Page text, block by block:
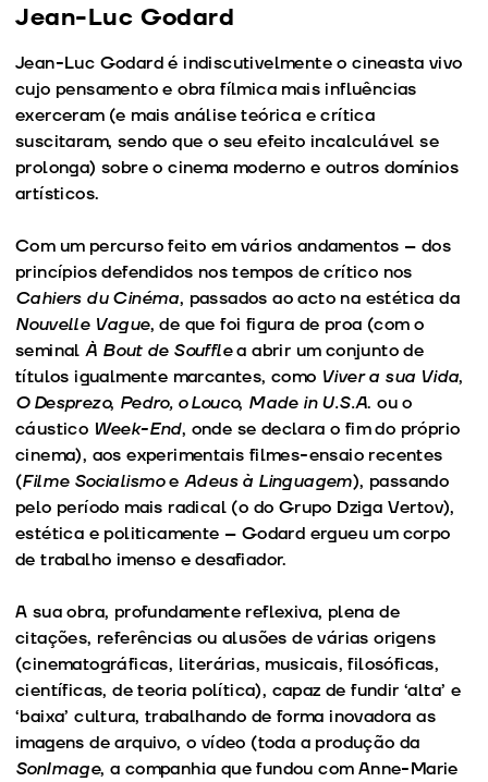
Jean-Luc Godard
Jean-Luc Godard é indiscutivelmente o cineasta vivo
cujo pensamento e obra fílmica mais influências
exerceram (e mais análise teórica e crítica
suscitaram, sendo que o seu efeito incalculável se
prolonga) sobre o cinema moderno e outros domínios
artísticos.
Com um percurso feito em vários andamentos – dos
princípios defendidos nos tempos de crítico nos
Cahiers du Cinéma, passados ao acto na estética da
Nouvelle Vague, de que foi figura de proa (com o
seminalÀ Bout de Soufflea abrir um conjunto de
títulos igualmente marcantes, como Viver a sua Vida,
O Desprezo, Pedro, o Louco, Made in U.S.A. ou o
cáustico Week-End, onde se declara o fim do próprio
cinema), aos experimentais filmes-ensaio recentes
(Filme SocialismoeAdeus à Linguagem), passando
pelo período mais radical (o do Grupo Dziga Vertov),
estética e politicamente – Godard ergueu um corpo
de trabalho imenso e desafiador.
A sua obra, profundamente reflexiva, plena de
citações, referências ou alusões de várias origens
(cinematográficas, literárias, musicais, filosóficas,
científicas, de teoria política), capaz de fundir ‘alta’ e
‘baixa’ cultura, trabalhando de forma inovadora as
imagens de arquivo, o vídeo (toda a produção da
SonImage, a companhia que fundou com Anne-Marie